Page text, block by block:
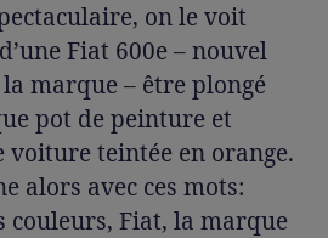
on le voit
Fiat 600e – nouvel
marque – être plongé
pot de peinture et
teintée en orange.
alors avec ces mots:
couleurs, Fiat, la marque